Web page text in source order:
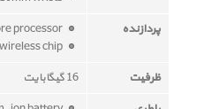
پردازنده
ظرفیت
16 گیگابایت